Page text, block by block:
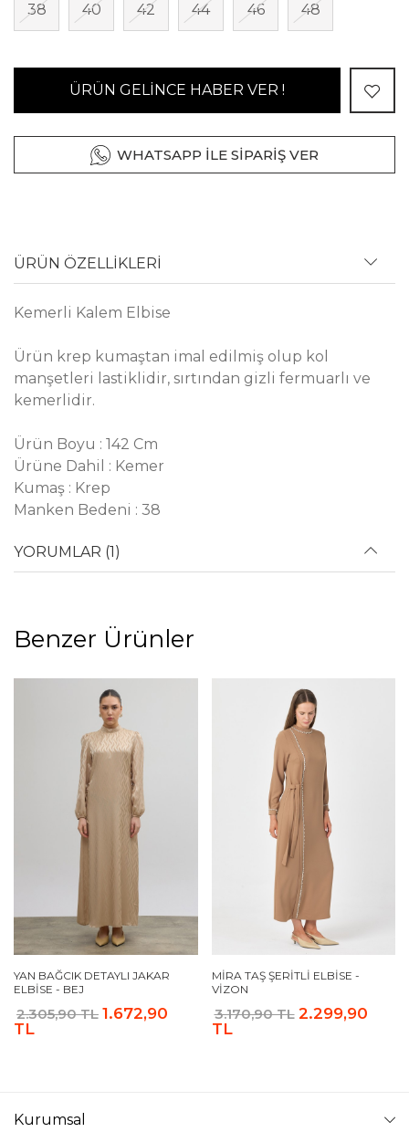
38 40 42 44 46 48
ÜRÜN GELİNCE HABER VER !
WHATSAPP İLE SİPARİŞ VER
ÜRÜN ÖZELLİKLERİ
Kemerli Kalem Elbise
Ürün krep kumaştan imal edilmiş olup kol
manşetleri lastiklidir, sırtından gizli fermuarlı ve
kemerlidir.
Ürün Boyu : 142 Cm
Ürüne Dahil : Kemer
Kumaş : Krep
Manken Bedeni : 38
YORUMLAR (1)
Benzer Ürünler
YAN BAĞCIK DETAYLI JAKAR
ELBISE - BEJ
2.305,90 TL 1.672,90
TL
MIRA TAŞ ŞERITLI ELBISE -
VIZON
3.170,90 TL 2.299,90
TL
Kurumsal